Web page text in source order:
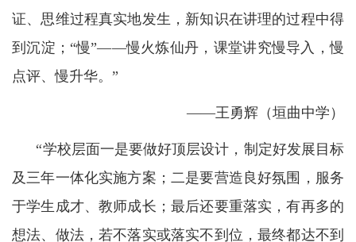
证、思维过程真实地发生，新知识在讲理的过程中得
到沉淀；“慢”——慢火炼仙丹，课堂讲究慢导入，慢
点评、慢升华。”
——王勇辉（垣曲中学）
“学校层面一是要做好顶层设计，制定好发展目标
及三年一体化实施方案；二是要营造良好氛围，服务
于学生成才、教师成长；最后还要重落实，有再多的
想法、做法，若不落实或落实不到位，最终都达不到